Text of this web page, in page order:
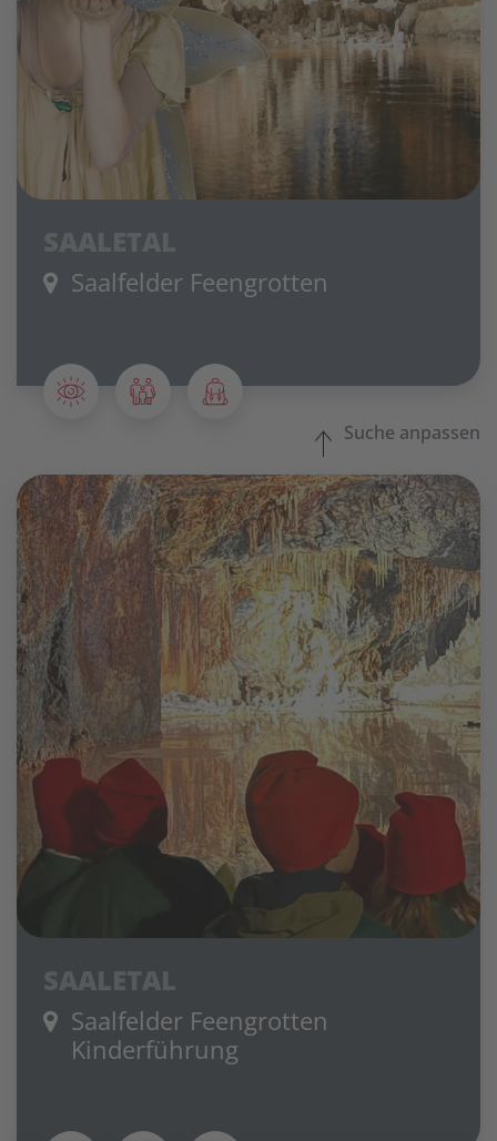
Saalfelder Feengrotten
Suche anpassen
SAALETAL
Saalfelder Feengrotten
Kinderführung